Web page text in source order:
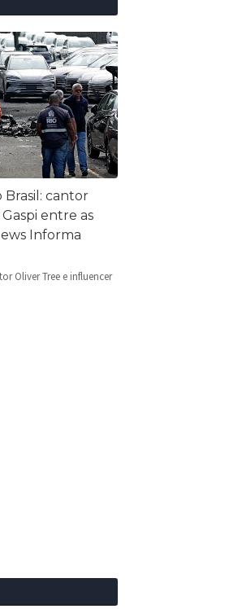
cantor
entre as
Informa
Oliver Tree e influencer